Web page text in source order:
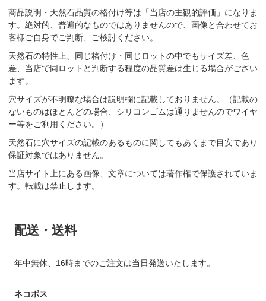
商品説明・天然石品質の格付け等は「当店の主観的評価」になりま
す。絶対的、普遍的なものではありませんので、画像と合わせてお
客様ご自身でご判断、ご検討ください。
天然石の特性上、同じ格付け・同じロットの中でもサイズ差、色
差、当店で同ロットと判断する程度の品質差は生じる場合がござい
ます。
穴サイズが不明瞭な場合は説明欄に記載しておりません。（記載の
ないものはほとんどの場合、シリコンゴムは通りませんのでワイヤ
ー等をご利用ください。）
天然石に穴サイズの記載のあるものに関してもあくまで目安であり
保証対象ではありません。
当店サイト上にある画像、文章については著作権で保護されていま
す。転載は禁止します。
配送・送料
年中無休、16時までのご注文は当日発送いたします。
ネコポス